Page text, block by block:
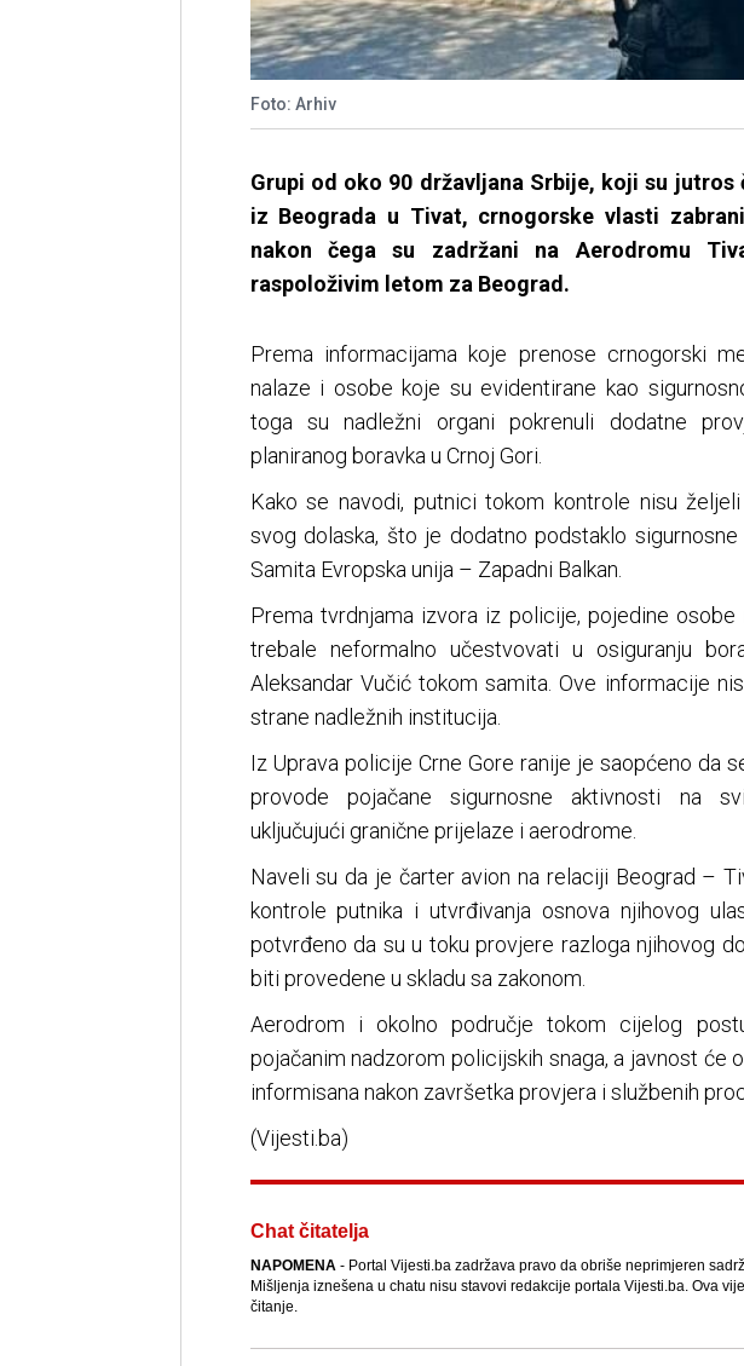
Foto: Arhiv
Grupi od oko 90 državljana Srbije, koji su
iz Beograda u Tivat, crnogorske vlasti
nakon čega su zadržani na Aerodromu
raspoloživim letom za Beograd.
Prema informacijama koje prenose crnogorski
nalaze i osobe koje su evidentirane kao
toga su nadležni organi pokrenuli dodatne
planiranog boravka u Crnoj Gori.
Kako se navodi, putnici tokom kontrole nisu
svog dolaska, što je dodatno podstaklo
Samita Evropska unija – Zapadni Balkan.
Prema tvrdnjama izvora iz policije, pojedine
trebale neformalno učestvovati u osiguranju
Aleksandar Vučić tokom samita. Ove informacije
strane nadležnih institucija.
Iz Uprava policije Crne Gore ranije je saopćeno da
provode pojačane sigurnosne aktivnosti na
uključujući granične prijelaze i aerodrome.
Naveli su da je čarter avion na relaciji Beograd –
kontrole putnika i utvrđivanja osnova njihovog
potvrđeno da su u toku provjere razloga njihovog
biti provedene u skladu sa zakonom.
Aerodrom i okolno područje tokom cijelog
pojačanim nadzorom policijskih snaga, a javnost će
informisana nakon završetka provjera i službenih
(Vijesti.ba)
Chat čitatelja
NAPOMENA- Portal Vijesti.ba zadržava pravo da obriše neprimjeren
Mišljenja iznešena u chatu nisu stavovi redakcije portala Vijesti.ba. Ova
čitanje.